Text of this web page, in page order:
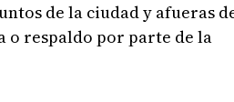
de la ciudad y afueras
o respaldo por parte de la